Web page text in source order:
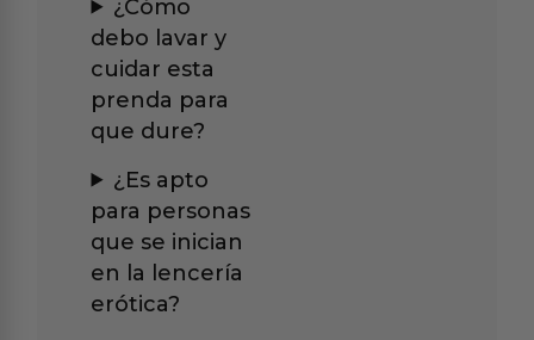
¿Cómo
debo lavar y
cuidar esta
prenda para
que dure?
¿Es apto
para personas
que se inician
en la lencería
erótica?